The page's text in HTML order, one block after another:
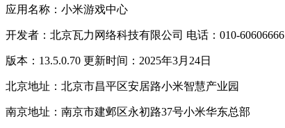
应用名称：小米游戏中心
开发者：北京瓦力网络科技有限公司 电话：010-60606666
版本：13.5.0.70 更新时间：2025年3月24日
北京地址：北京市昌平区安居路小米智慧产业园
南京地址：南京市建邺区永初路37号小米华东总部